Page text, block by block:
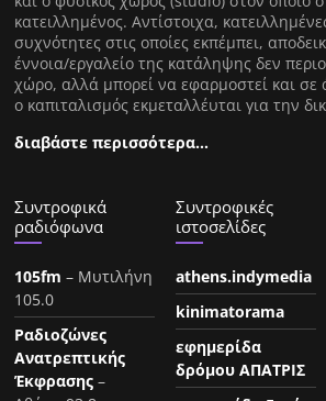
κατειλλημένος. Αντίστοιχα,
συχνότητες στις οποίες εκπέμπει,
έννοια/εργαλείο της κατάληψης δεν
χώρο, αλλά μπορεί να εφαρμοστεί και
ο καπιταλισμός εκμεταλλέυται για την
διαβάστε περισσότερα…
Συντροφικά
ραδιόφωνα
105fm – Μυτιλήνη
105.0
Ραδιοζώνες
Ανατρεπτικής
Έκφρασης –
Συντροφικές
ιστοσελίδες
athens.indymedia
kinimatorama
εφημερίδα
δρόμου ΑΠΑΤΡΙΣ